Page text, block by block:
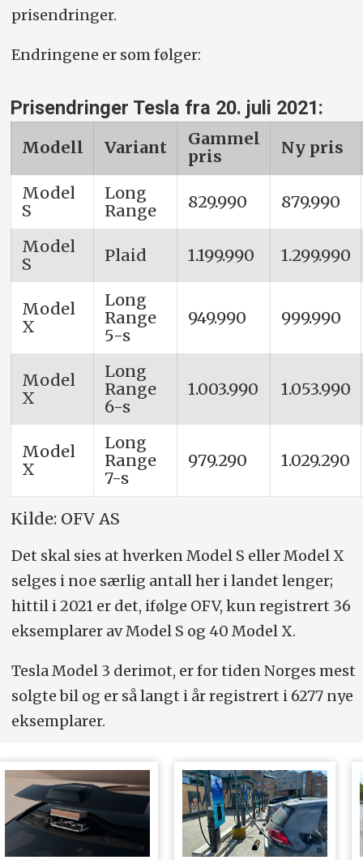
prisendringer.
Endringene er som følger:
Prisendringer Tesla fra 20. juli 2021:
Modell Variant
Gammel
pris
Ny pris
Model
S
Long
Range
829.990 879.990
Model
S
Plaid 1.199.990 1.299.990
Model
X
Long
Range
5-s
949.990 999.990
Model
X
Long
Range
6-s
1.003.990 1.053.990
Model
X
Long
Range
7-s
979.290 1.029.290
Kilde: OFV AS
Det skal sies at hverken Model S eller Model X
selges i noe særlig antall her i landet lenger;
hittil i 2021 er det, ifølge OFV, kun registrert 36
eksemplarer av Model S og 40 Model X.
Tesla Model 3 derimot, er for tiden Norges mest
solgte bil og er så langt i år registrert i 6277 nye
eksemplarer.